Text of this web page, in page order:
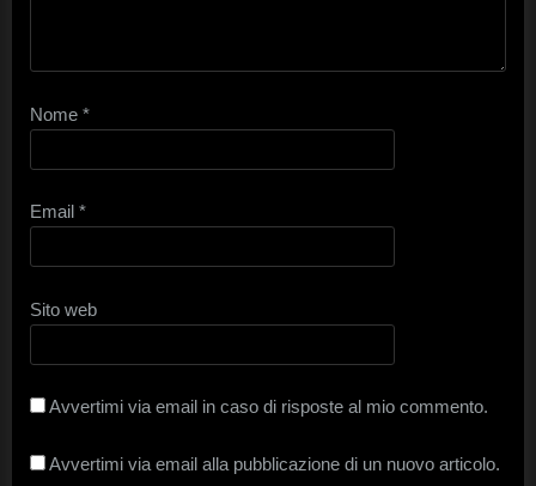
Nome *
Email *
Sito web
Avvertimi via email in caso di risposte al mio commento.
Avvertimi via email alla pubblicazione di un nuovo articolo.